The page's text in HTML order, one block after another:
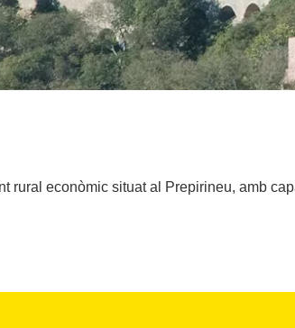
rural econòmic situat al Prepirineu, amb